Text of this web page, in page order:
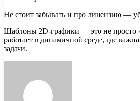
Не стоит забывать и про лицензию —
Шаблоны 2D-графики — это не просто
работает в динамичной среде, где
задачи.